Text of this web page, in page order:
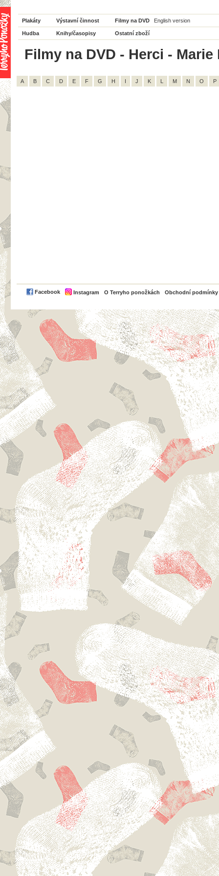
Plakáty Výstavní činnost Filmy na DVD English version
Hudba Knihy/časopisy Ostatní zboží
Filmy na DVD - Herci -
A B C D E F G H I J K L M N O P
Facebook Instagram O Terryho ponožkách Obchodní podmínky
PayPal